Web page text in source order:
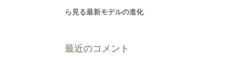
ら見る最新モデルの進化
最近のコメント